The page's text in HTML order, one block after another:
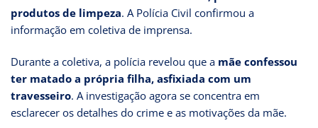
produtos de limpeza. A Polícia Civil confirmou a
informação em coletiva de imprensa.
Durante a coletiva, a polícia revelou que a mãe confessou
ter matado a própria filha, asfixiada com um
travesseiro. A investigação agora se concentra em
esclarecer os detalhes do crime e as motivações da mãe.